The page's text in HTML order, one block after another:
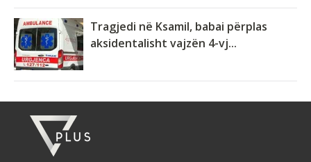
Tragjedi në Ksamil, babai përplas
aksidentalisht vajzën 4-vj...